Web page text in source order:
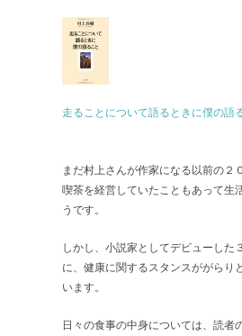
走ることについて語るときに僕の語
まだ村上さんが作家になる以前の２
喫茶を経営していたこともあって生
うです。
しかし、小説家としてデビューした
に、健康に関するスタンスががらり
います。
日々の食事の中身については、読者